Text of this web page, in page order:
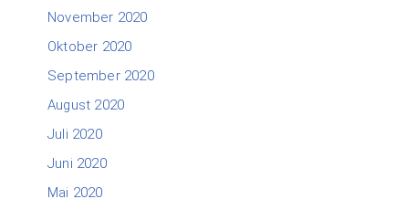
November 2020
Oktober 2020
September 2020
August 2020
Juli 2020
Juni 2020
Mai 2020